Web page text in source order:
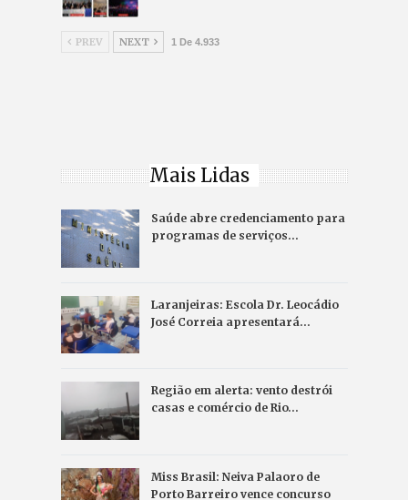
PREV NEXT 1 De 4.933
Mais Lidas
Saúde abre credenciamento para
programas de serviços…
Laranjeiras: Escola Dr. Leocádio
José Correia apresentará…
Região em alerta: vento destrói
casas e comércio de Rio…
Miss Brasil: Neiva Palaoro de
Porto Barreiro vence concurso